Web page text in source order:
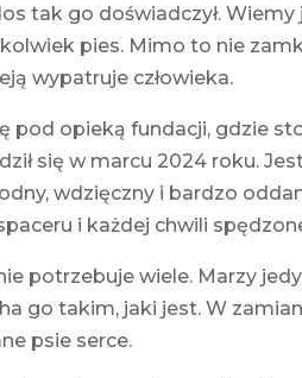
tak go doświadczył.
pies. Mimo to nie
wypatruje człowieka.
pod opieką fundacji, gdzie
się w marcu 2024 roku.
wdzięczny i bardzo
i każdej chwili
potrzebuje wiele. Marzy
go takim, jaki jest. W
psie serce.